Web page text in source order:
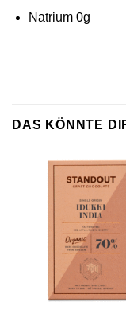
Natrium 0g
DAS KÖNNTE